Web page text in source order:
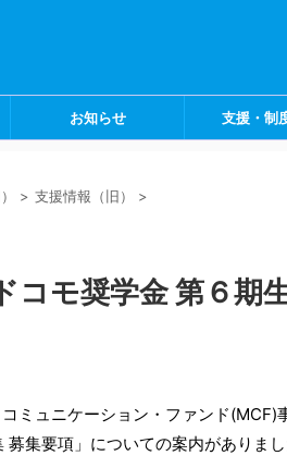
お知らせ 支援・制
> 支援情報（旧） >
コモ奨学金 第６期
ミュニケーション・ファンド
集要項」についての案内がありま